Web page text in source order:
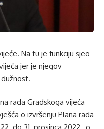
Na tu je funkciju sjeo
jer je njegov
rada Gradskoga vijeća
o izvršenju Plana rada